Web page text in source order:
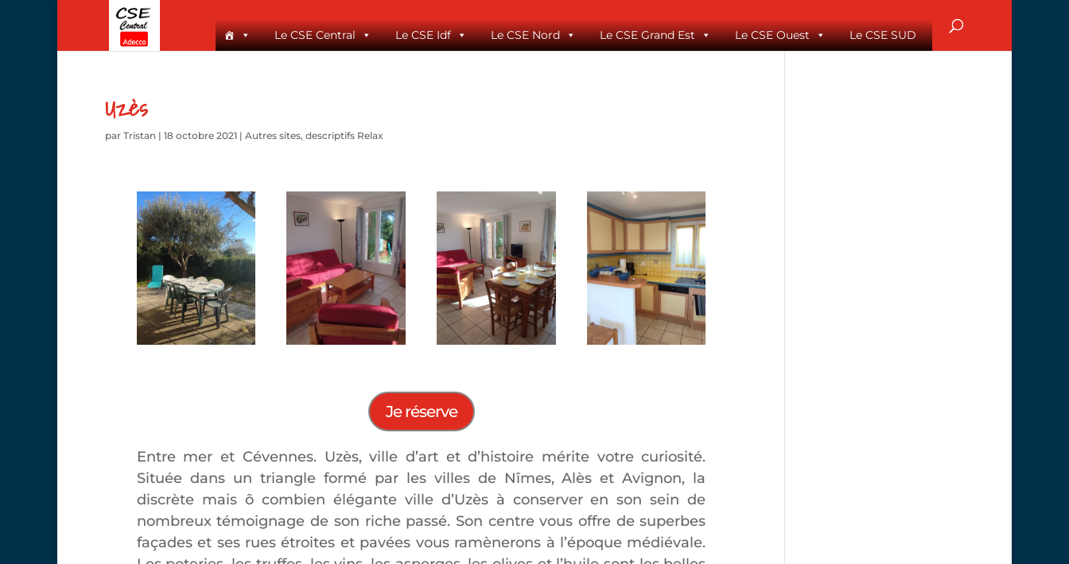
Le CSE Central Le CSE Idf Le CSE Nord Le CSE Grand Est Le CSE Ouest Le CSE SUD
Uzès
par Tristan | 18 octobre 2021 | Autres sites, descriptifs Relax
Je réserve
Entre mer et Cévennes. Uzès, ville d’art et d’histoire mérite votre curiosité.
Située dans un triangle formé par les villes de Nîmes, Alès et Avignon, la
discrète mais ô combien élégante ville d’Uzès à conserver en son sein de
nombreux témoignage de son riche passé. Son centre vous offre de superbes
façades et ses rues étroites et pavées vous ramènerons à l’époque médiévale.